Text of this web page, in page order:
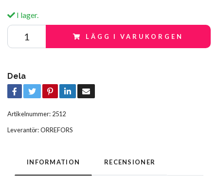
I lager.
LÄGG I VARUKORGEN
Dela
Artikelnummer: 2512
Leverantör:ORREFORS
INFORMATION RECENSIONER